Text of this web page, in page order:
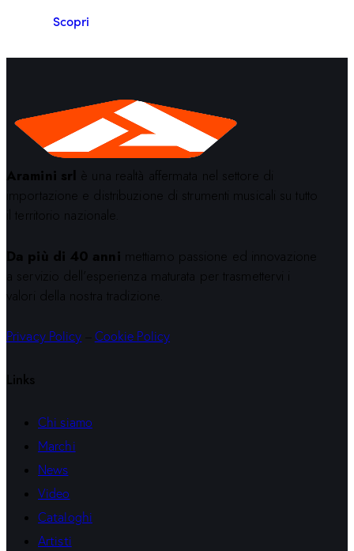
Scopri
Aramini srl è una realtà affermata nel settore di
importazione e distribuzione di strumenti musicali su tutto
il territorio nazionale.
Da più di 40 anni mettiamo passione ed innovazione
a servizio dell’esperienza maturata per trasmettervi i
valori della nostra tradizione.
Privacy Policy Cookie Policy
Links
Chi siamo
Marchi
News
Video
Cataloghi
Artisti